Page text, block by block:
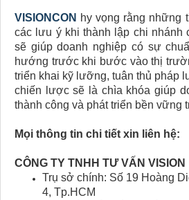
VISIONCON hy vọng rằng những
các lưu ý khi thành lập chi nhánh
sẽ giúp doanh nghiệp có sự
hướng trước khi bước vào thị
triển khai kỹ lưỡng, tuân thủ pháp
chiến lược sẽ là chìa khóa giúp
thành công và phát triển bền vững
Mọi thông tin chi tiết xin liên hệ:
CÔNG TY TNHH TƯ VẤN VISION
Trụ sở chính: Số 19 Hoàng
4, Tp.HCM